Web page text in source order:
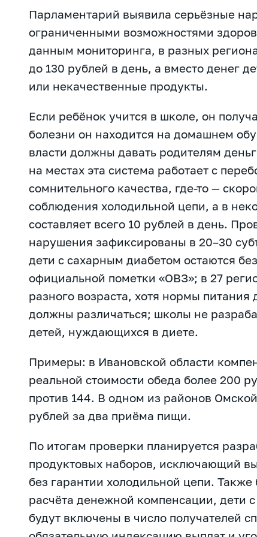
Парламентарий выявила серьёзные
ограниченными возможностями
данным мониторинга, в разных
до 130 рублей в день, а вместо денег
или некачественные продукты.
Если ребёнок учится в школе, он
болезни он находится на домашнем
власти должны давать родителям
на местах эта система работает с
сомнительного качества, где-то —
соблюдения холодильной цепи, а в
составляет всего 10 рублей в день.
нарушения зафиксированы в 20–30
дети с сахарным диабетом остаются
официальной пометки «ОВЗ»; в 27
разного возраста, хотя нормы
должны различаться; школы не
детей, нуждающихся в диете.
Примеры: в Ивановской области
реальной стоимости обеда более 200
против 144. В одном из районов
рублей за два приёма пищи.
По итогам проверки планируется
продуктовых наборов, исключающий
без гарантии холодильной цепи.
расчёта денежной компенсации, дети
будут включены в число получателей